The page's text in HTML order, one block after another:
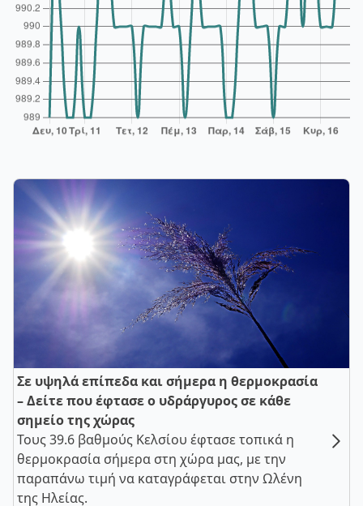
Σε υψηλά επίπεδα και σήμερα η θερμοκρασία
– Δείτε που έφτασε ο υδράργυρος σε κάθε
σημείο της χώρας
Τους 39.6 βαθμούς Κελσίου έφτασε τοπικά η
θερμοκρασία σήμερα στη χώρα μας, με την
παραπάνω τιμή να καταγράφεται στην Ωλένη
της Ηλείας.